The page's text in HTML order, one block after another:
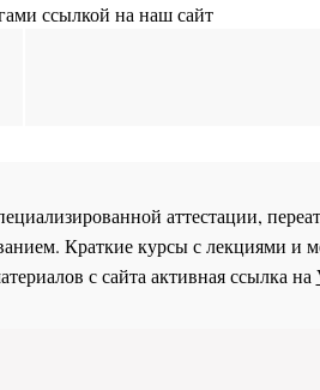
ссылкой на наш сайт
аттестации,
Краткие курсы с лекциями и
с сайта активная ссылка на